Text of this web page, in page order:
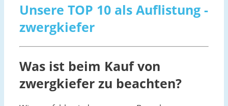
Unsere TOP 10 als Auflistung -
zwergkiefer
Was ist beim Kauf von
zwergkiefer zu beachten?